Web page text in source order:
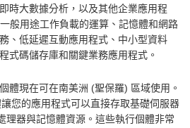
時大數據分析，以及其他企業應用程
般用途工作負載的運算、記憶體和網路
、低延遲互動應用程式、中小型資料
式碼儲存庫和關鍵業務應用程式。
體現在可在南美洲 (聖保羅) 區域使用。
您的應用程式可以直接存取基礎伺服器
器與記憶體資源。這些執行個體非常